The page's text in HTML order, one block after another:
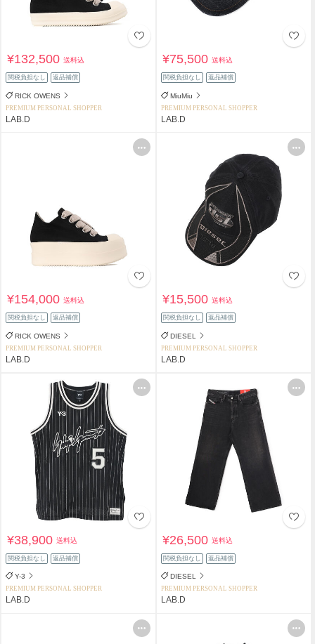
¥132,500送料込
関税負担なし 返品補償
RICK OWENS
PREMIUM PERSONAL SHOPPER
LAB.D
¥75,500送料込
関税負担なし 返品補償
MiuMiu
PREMIUM PERSONAL SHOPPER
LAB.D
¥154,000送料込
関税負担なし 返品補償
RICK OWENS
PREMIUM PERSONAL SHOPPER
LAB.D
¥15,500送料込
関税負担なし 返品補償
DIESEL
PREMIUM PERSONAL SHOPPER
LAB.D
¥38,900送料込
関税負担なし 返品補償
Y-3
PREMIUM PERSONAL SHOPPER
LAB.D
¥26,500送料込
関税負担なし 返品補償
DIESEL
PREMIUM PERSONAL SHOPPER
LAB.D